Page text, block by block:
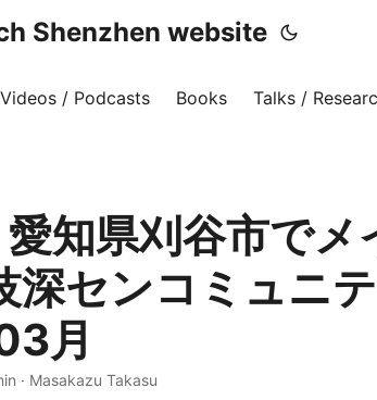
Shenzhen website
Videos / Podcasts Books Talks /
知県刈谷市でメ
深センコミュニ
月
· Masakazu Takasu